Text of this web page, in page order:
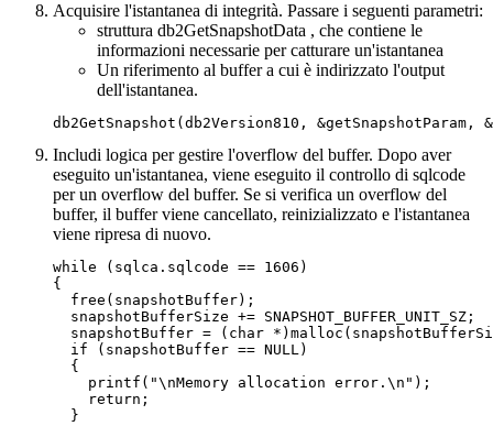
Acquisire l'istantanea di integrità. Passare i seguenti parametri:
struttura db2GetSnapshotData , che contiene le
informazioni necessarie per catturare un'istantanea
Un riferimento al buffer a cui è indirizzato l'output
dell'istantanea.
Includi logica per gestire l'overflow del buffer. Dopo aver
eseguito un'istantanea, viene eseguito il controllo di sqlcode
per un overflow del buffer. Se si verifica un overflow del
buffer, il buffer viene cancellato, reinizializzato e l'istantanea
viene ripresa di nuovo.
while (sqlca.sqlcode == 1606)
{
  free(snapshotBuffer);
  snapshotBufferSize += SNAPSHOT_BUFFER_UNIT_SZ;
snapshotBuffer = (char
  if (snapshotBuffer == NULL)
  {
    printf("\nMemory allocation error.\n");
    return;
  }